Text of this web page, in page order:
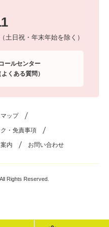
土日祝・年末年始を除く）
ールセンター
よくある質問）
ップ
ク・免責事項
内 お問い合わせ
Rights Reserved.